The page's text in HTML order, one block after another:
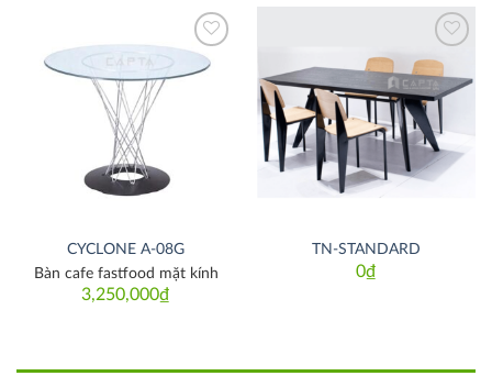
Thích
CYCLONE A-08G
3,250,000₫
Bàn cafe fastfood mặt kính
Thích
TN-STANDARD
0₫